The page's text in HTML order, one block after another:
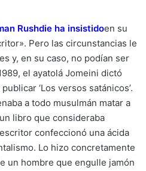
Rushdie ha insistidoen su
Pero las circunstancias le
y, en su caso, no podían ser
el ayatolá Jomeini dictó
‘Los versos satánicos’.
a todo musulmán matar a
libro que consideraba
confeccionó una ácida
Lo hizo concretamente
un hombre que engulle jamón